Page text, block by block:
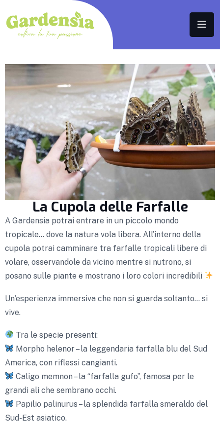
La Cupola delle Farfalle
A Gardensia potrai entrare in un piccolo mondo
tropicale… dove la natura vola libera. All’interno della
cupola potrai camminare tra farfalle tropicali libere di
volare, osservandole da vicino mentre si nutrono, si
posano sulle piante e mostrano i loro colori incredibili
Un’esperienza immersiva che non si guarda soltanto… si
vive.
Tra le specie presenti:
Morpho helenor – la leggendaria farfalla blu del Sud
America, con riflessi cangianti.
Caligo memnon – la “farfalla gufo”, famosa per le
grandi ali che sembrano occhi.
Papilio palinurus – la splendida farfalla smeraldo del
Sud-Est asiatico.